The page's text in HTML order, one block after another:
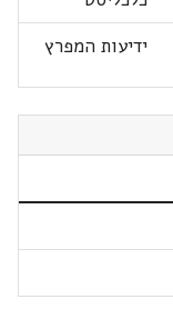
ידיעות המפרץ